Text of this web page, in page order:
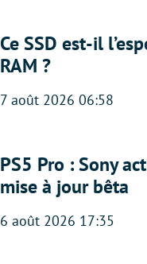
Ce SSD est-il
RAM ?
7 août 2026 06:58
PS5 Pro : Sony
mise à jour bêta
6 août 2026 17:35